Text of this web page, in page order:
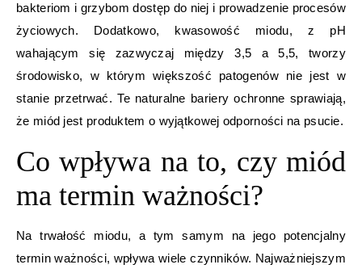
bakteriom i grzybom dostęp do niej i prowadzenie procesów
życiowych. Dodatkowo, kwasowość miodu, z pH
wahającym się zazwyczaj między 3,5 a 5,5, tworzy
środowisko, w którym większość patogenów nie jest w
stanie przetrwać. Te naturalne bariery ochronne sprawiają,
że miód jest produktem o wyjątkowej odporności na psucie.
Co wpływa na to, czy miód
ma termin ważności?
Na trwałość miodu, a tym samym na jego potencjalny
termin ważności, wpływa wiele czynników. Najważniejszym